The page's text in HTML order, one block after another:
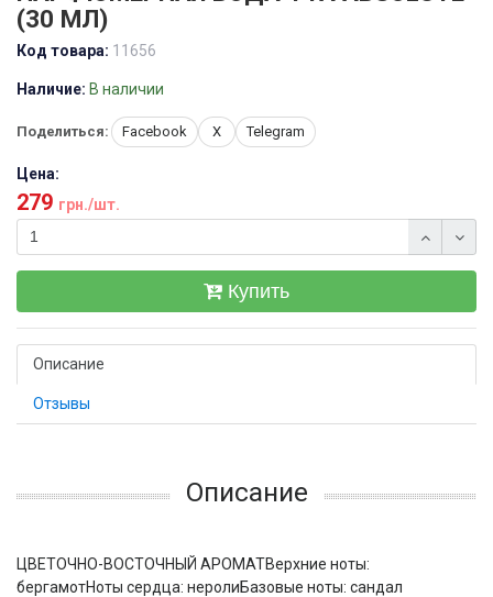
(30 МЛ)
Код товара: 11656
Наличие: В наличии
Поделиться: Facebook X Telegram
Цена:
279 грн./шт.
Купить
Описание
Отзывы
Описание
ЦВЕТОЧНО-ВОСТОЧНЫЙ АРОМАТВерхние ноты:
бергамотНоты сердца: неролиБазовые ноты: сандал